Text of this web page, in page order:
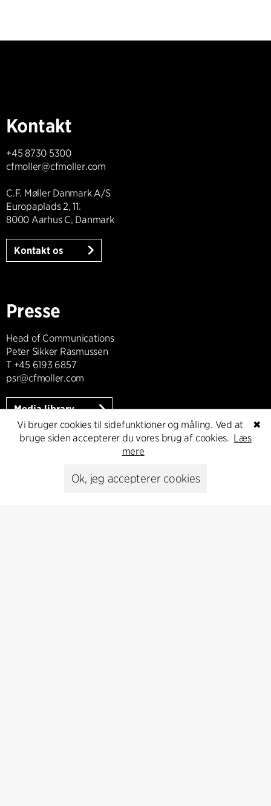
Kontakt
+45 8730 5300
cfmoller@cfmoller.com
C.F. Møller Danmark A/S
Europaplads 2, 11.
8000 Aarhus C, Danmark
Kontakt os
Presse
Head of Communications
Peter Sikker Rasmussen
T +45 6193 6857
psr@cfmoller.com
Media library
Abonnér
✖
Vi bruger cookies til sidefunktioner og måling. Ved at
bruge siden accepterer du vores brug af cookies. Læs
mere
Ok, jeg accepterer cookies